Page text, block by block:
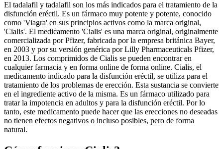
El tadalafil y tadalafil son los más indicados para el tratamiento de la
disfunción eréctil. Es un fármaco muy potente y potente, conocido
como 'Viagra' en sus principios activos como la marca original,
'Cialis'. El medicamento 'Cialis' es una marca original, originalmente
comercializada por Pfizer, fabricada por la empresa británica Bayer,
en 2003 y por su versión genérica por Lilly Pharmaceuticals Pfizer,
en 2013. Los comprimidos de Cialis se pueden encontrar en
cualquier farmacia y en forma online de forma online. Cialis, el
medicamento indicado para la disfunción eréctil, se utiliza para el
tratamiento de los problemas de erección. Esta sustancia se convierte
en el ingrediente activo de la misma. Es un fármaco utilizado para
tratar la impotencia en adultos y para la disfunción eréctil. Por lo
tanto, este medicamento puede hacer que las erecciones no deseadas
no tienen efectos negativos o incluso posibles, pero de forma
natural.